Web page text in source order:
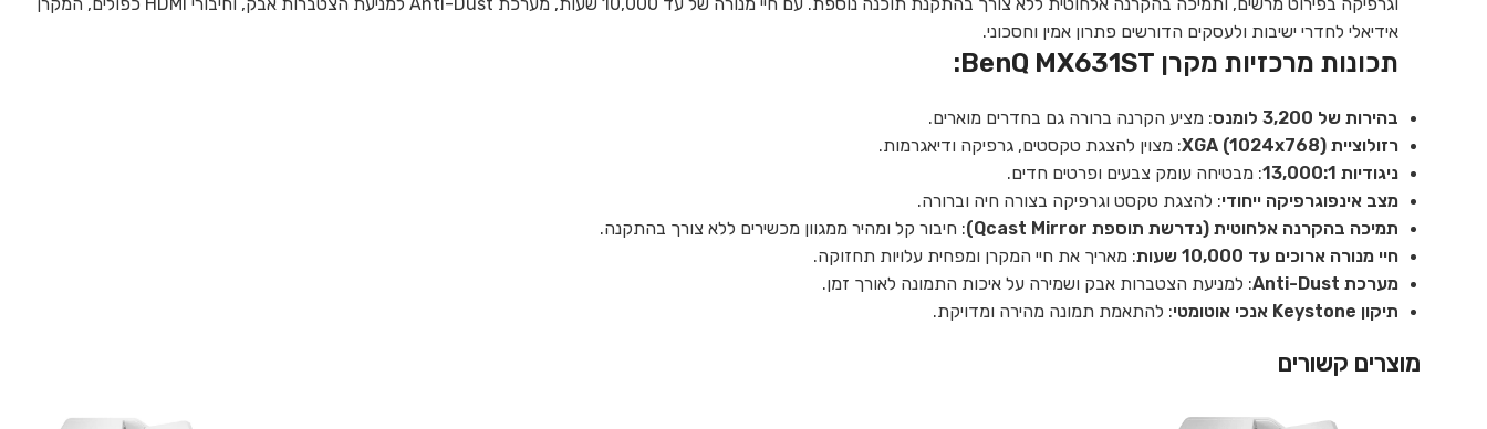
אידיאלי לחדרי ישיבות ולעסקים הדורשים פתרון אמין וחסכוני.
תכונות מרכזיות מקרן BenQ MX631ST:
בהירות של 3,200 לומנס
: מציע הקרנה ברורה גם בחדרים מוארים.
רזולוציית XGA (1024x768)
: מצוין להצגת טקסטים, גרפיקה ודיאגרמות.
ניגודיות 13,000:1
: מבטיחה עומק צבעים ופרטים חדים.
מצב אינפוגרפיקה ייחודי: להצגת טקסט וגרפיקה בצורה חיה וברורה.
תמיכה בהקרנה אלחוטית (נדרשת תוספת Qcast Mirror)
: חיבור קל ומהיר ממגוון מכשירים ללא צורך בהתקנה.
חיי מנורה ארוכים עד 10,000 שעות
: מאריך את חיי המקרן ומפחית עלויות תחזוקה.
מערכת Anti-Dust
: למניעת הצטברות אבק ושמירה על איכות התמונה לאורך זמן.
תיקון Keystone אנכי אוטומטי
: להתאמת תמונה מהירה ומדויקת.
מוצרים קשורים